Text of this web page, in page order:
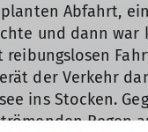
Abfahrt,
und dann war
reibungslosen
der Verkehr
ins Stocken.
Regen